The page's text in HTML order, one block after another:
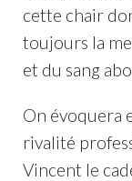
cette chair
toujours la
et du sang
On évoquera
rivalité
Vincent le